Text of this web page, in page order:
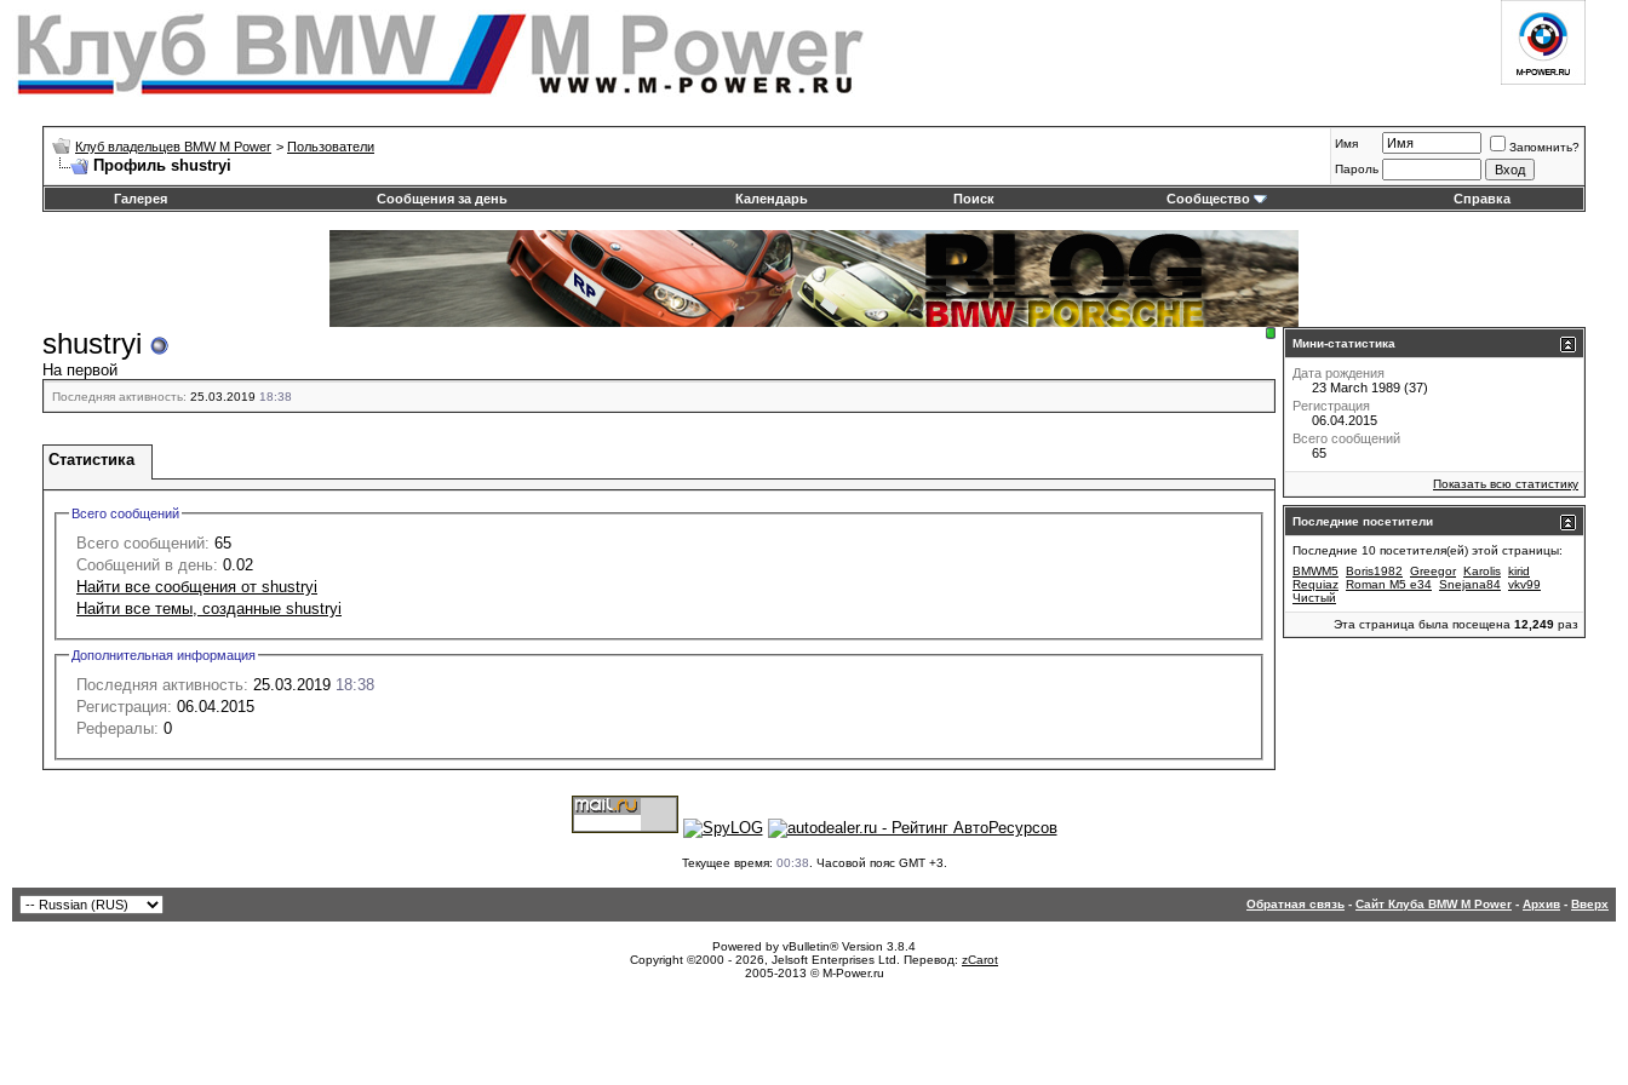
Клуб владельцев BMW M Power > Пользователи
Профиль shustryi
Имя
Запомнить?
Пароль
Галерея Сообщения за день Календарь Поиск Сообщество Справка
shustryi
На первой
Последняя активность: 25.03.2019 18:38
Статистика
Всего сообщений
Всего сообщений: 65
Сообщений в день: 0.02
Найти все сообщения от shustryi
Найти все темы, созданные shustryi
Дополнительная информация
Последняя активность: 25.03.2019 18:38
Регистрация: 06.04.2015
Рефералы: 0
Мини-статистика
Дата рождения
23 March 1989 (37)
Регистрация
06.04.2015
Всего сообщений
65
Показать всю статистику
Последние посетители
Последние 10 посетителя(ей) этой страницы:
BMWM5 Boris1982 Greegor Karolis kirid
Requiaz Roman M5 e34 Snejana84 vkv99
Чистый
Эта страница была посещена 12,249 раз
Текущее время: 00:38 . Часовой пояс GMT +3.
Обратная связь - Сайт Клуба BMW M Power - Архив - Вверх
Powered by vBulletin® Version 3.8.4
Copyright ©2000 - 2026, Jelsoft Enterprises Ltd. Перевод: zCarot
2005-2013 © M-Power.ru